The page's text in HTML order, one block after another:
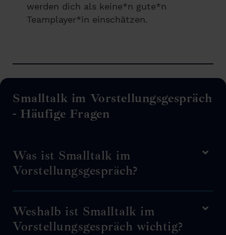
werden dich als keine*n gute*n
Teamplayer*in einschätzen.
Smalltalk im Vorstellungsgespräch
- Häufige Fragen
Was ist Smalltalk im
Vorstellungsgespräch?
Weshalb ist Smalltalk im
Vorstellungsgespräch wichtig?